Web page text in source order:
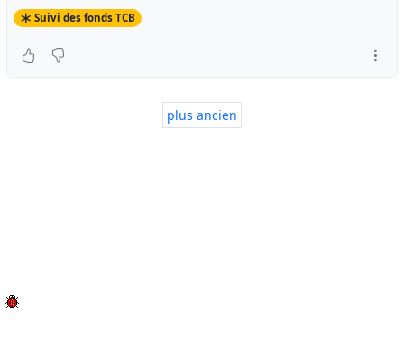
Suivi des fonds TCB
plus ancien